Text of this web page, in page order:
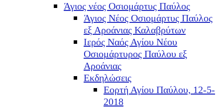
Άγιος νέος Οσιομάρτυς Παύλος
Άγιος Νέος Οσιομάρτυς Παύλος
εξ Αροάνιας Καλαβρύτων
Ιερός Ναός Αγίου Νέου
Οσιομάρτυρος Παύλου εξ
Αροάνιας
Εκδηλώσεις
Εορτή Αγίου Παύλου, 12-5-
2018